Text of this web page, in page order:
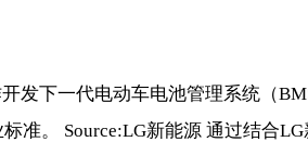
发下一代电动车电池管理系统（
准。 Source:LG新能源 通过结合